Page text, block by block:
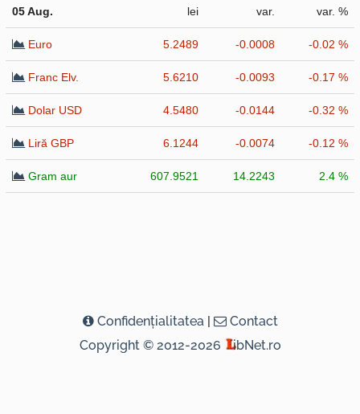
05 Aug. lei var. var. %
Euro 5.2489 -0.0008 -0.02 %
Franc Elv. 5.6210 -0.0093 -0.17 %
Dolar USD 4.5480 -0.0144 -0.32 %
Liră GBP 6.1244 -0.0074 -0.12 %
Gram aur 607.9521 14.2243 2.4 %
Confidenţialitatea |
Contact
Copyright © 2012-2026
ibNet.ro